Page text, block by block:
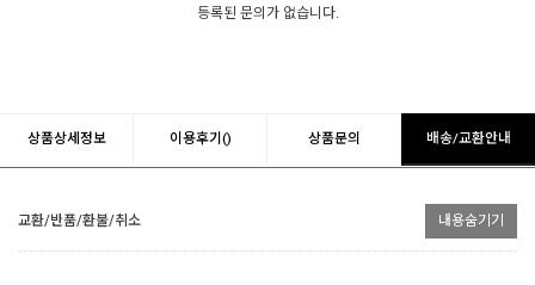
등록된 문의가 없습니다.
상품상세정보 이용후기() 상품문의 배송/교환안내
교환/반품/환불/취소 내용숨기기